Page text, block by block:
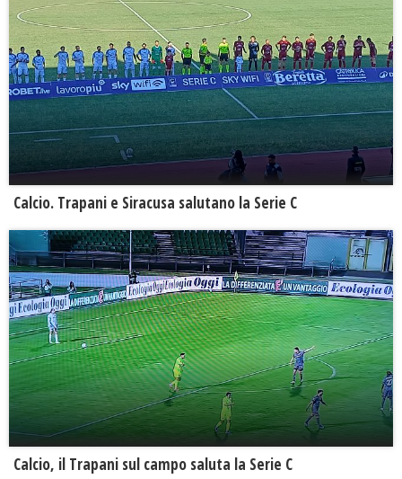
Calcio. Trapani e Siracusa salutano la Serie C
Calcio, il Trapani sul campo saluta la Serie C